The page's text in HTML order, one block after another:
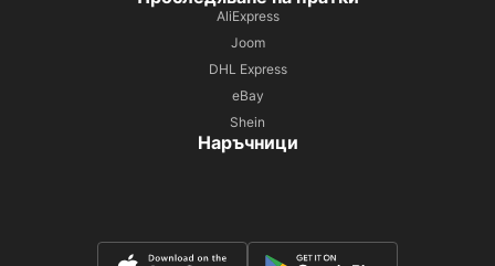
AliExpress
Joom
DHL Express
eBay
Shein
Наръчници